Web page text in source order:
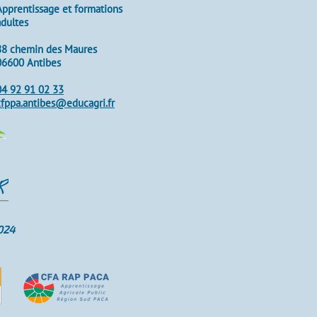
et formations
chemin des Maures
Antibes
92 91 02 33